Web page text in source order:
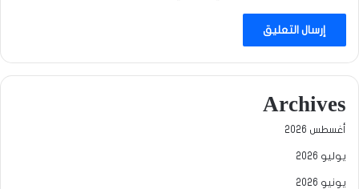
Archives
أغسطس 2026
يوليو 2026
يونيو 2026